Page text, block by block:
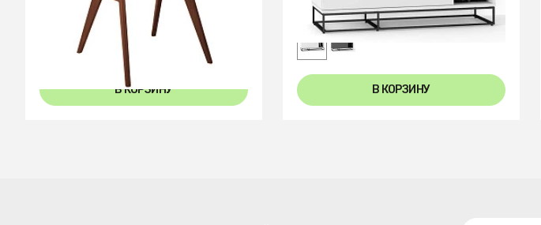
Бьянко Темный орех
В КОРЗИНУ В КОРЗИНУ